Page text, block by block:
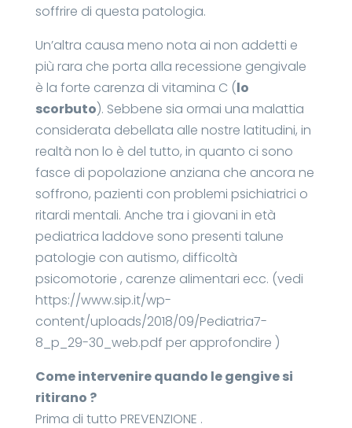
soffrire di questa patologia.
Un’altra causa meno nota ai non addetti e
più rara che porta alla recessione gengivale
è la forte carenza di vitamina C (lo
scorbuto). Sebbene sia ormai una malattia
considerata debellata alle nostre latitudini, in
realtà non lo è del tutto, in quanto ci sono
fasce di popolazione anziana che ancora ne
soffrono, pazienti con problemi psichiatrici o
ritardi mentali. Anche tra i giovani in età
pediatrica laddove sono presenti talune
patologie con autismo, difficoltà
psicomotorie , carenze alimentari ecc. (vedi
https://www.sip.it/wp-
content/uploads/2018/09/Pediatria7-
8_p_29-30_web.pdf per approfondire )
Come intervenire quando le gengive si
ritirano ?
Prima di tutto PREVENZIONE .